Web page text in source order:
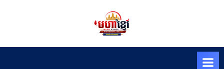
a
ខ្មែរ